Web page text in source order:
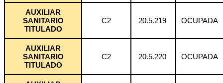
AUXILIAR
SANITARIO
TITULADO
C2 20.5.219 OCUPADA
AUXILIAR
SANITARIO
TITULADO
C2 20.5.220 OCUPADA